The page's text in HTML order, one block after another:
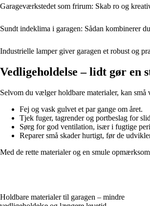
Garageværkstedet som frirum: Skab ro og
Sundt indeklima i garagen: Sådan kombinerer
Industrielle lamper giver garagen et robust og
Vedligeholdelse – lidt gør en
Selvom du vælger holdbare materialer, kan
Fej og vask gulvet et par gange om året.
Tjek fuger, tagrender og portbeslag for
Sørg for god ventilation, især i fugtige
Reparer små skader hurtigt, før de
Med de rette materialer og en smule
Holdbare materialer til garagen – mindre